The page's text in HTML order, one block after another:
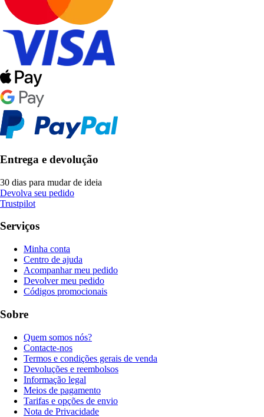
Entrega e devolução
30 dias para mudar de ideia
Devolva seu pedido
Trustpilot
Serviços
Minha conta
Centro de ajuda
Acompanhar meu pedido
Devolver meu pedido
Códigos promocionais
Sobre
Quem somos nós?
Contacte-nos
Termos e condições gerais de venda
Devoluções e reembolsos
Informação legal
Meios de pagamento
Tarifas e opções de envio
Nota de Privacidade